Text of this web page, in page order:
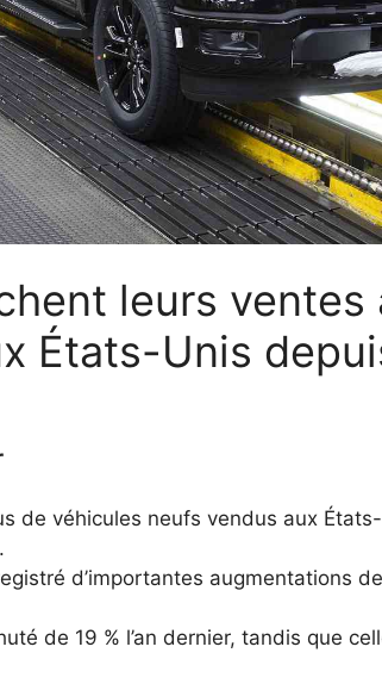
leurs ventes
États-Unis
de véhicules neufs vendus aux
d’importantes augmentations
de 19 % l’an dernier, tandis que